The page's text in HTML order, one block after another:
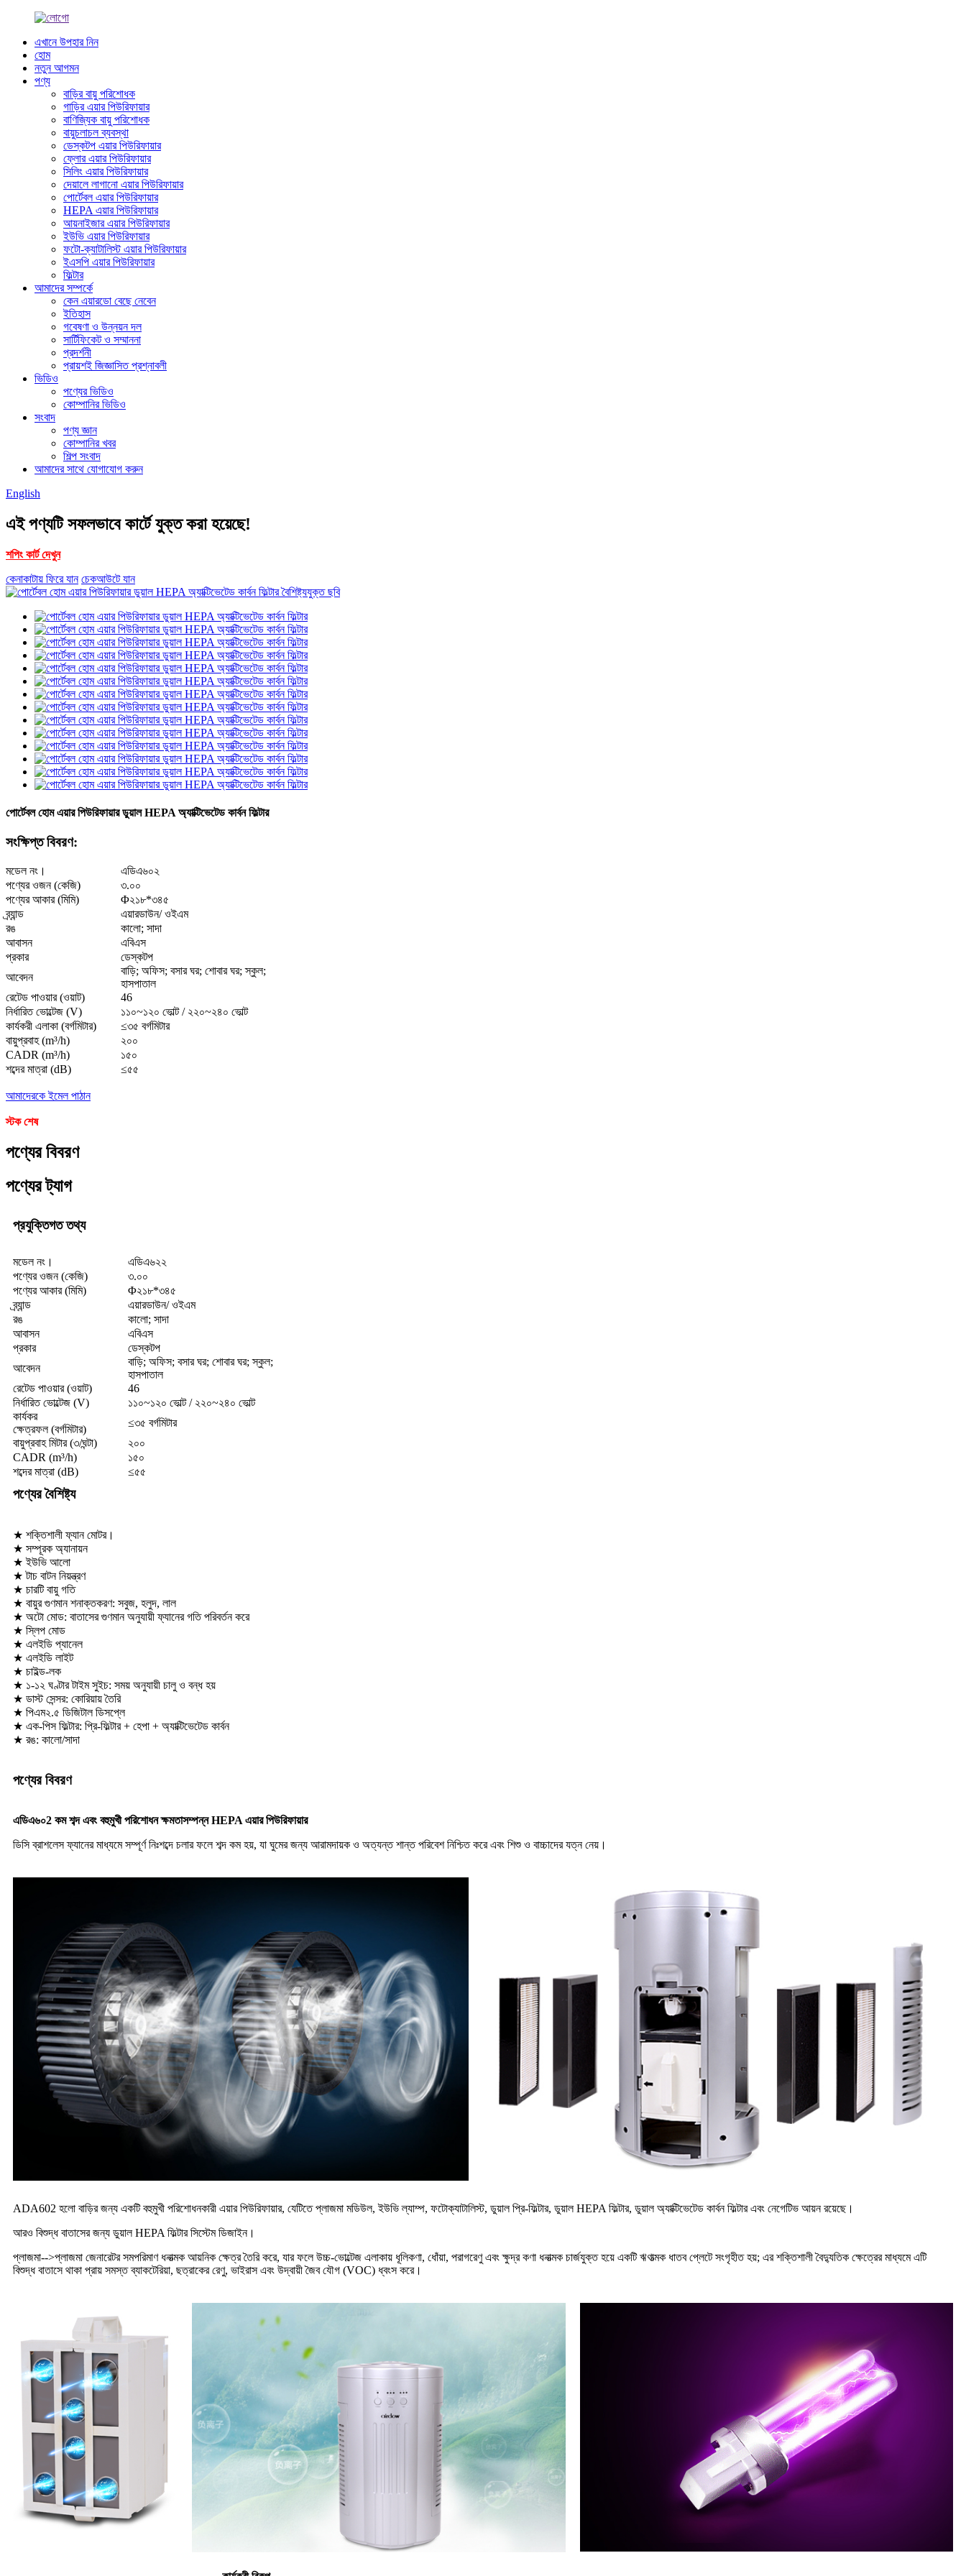
এখানে উপহার নিন
হোম
নতুন আগমন
পণ্য
বাড়ির বায়ু পরিশোধক
গাড়ির এয়ার পিউরিফায়ার
বাণিজ্যিক বায়ু পরিশোধক
বায়ুচলাচল ব্যবস্থা
ডেস্কটপ এয়ার পিউরিফায়ার
ফ্লোর এয়ার পিউরিফায়ার
সিলিং এয়ার পিউরিফায়ার
দেয়ালে লাগানো এয়ার পিউরিফায়ার
পোর্টেবল এয়ার পিউরিফায়ার
HEPA এয়ার পিউরিফায়ার
আয়নাইজার এয়ার পিউরিফায়ার
ইউভি এয়ার পিউরিফায়ার
ফটো-ক্যাটালিস্ট এয়ার পিউরিফায়ার
ইএসপি এয়ার পিউরিফায়ার
ফিল্টার
আমাদের সম্পর্কে
কেন এয়ারডো বেছে নেবেন
ইতিহাস
গবেষণা ও উন্নয়ন দল
সার্টিফিকেট ও সম্মাননা
প্রদর্শনী
প্রায়শই জিজ্ঞাসিত প্রশ্নাবলী
ভিডিও
পণ্যের ভিডিও
কোম্পানির ভিডিও
সংবাদ
পণ্য জ্ঞান
কোম্পানির খবর
শিল্প সংবাদ
আমাদের সাথে যোগাযোগ করুন
English
এই পণ্যটি সফলভাবে কার্টে যুক্ত করা হয়েছে!
শপিং কার্ট দেখুন
কেনাকাটায় ফিরে যান চেকআউটে যান
পোর্টেবল হোম এয়ার পিউরিফায়ার ডুয়াল HEPA অ্যাক্টিভেটেড কার্বন ফিল্টার
সংক্ষিপ্ত বিবরণ:
মডেল নং।
এডিএ৬০২
পণ্যের ওজন (কেজি)
৩.০০
পণ্যের আকার (মিমি)
Φ২১৮*৩৪৫
ব্র্যান্ড
এয়ারডাউন/ ওইএম
রঙ
কালো; সাদা
আবাসন
এবিএস
প্রকার
ডেস্কটপ
আবেদন
বাড়ি; অফিস; বসার ঘর; শোবার ঘর; স্কুল;
হাসপাতাল
রেটেড পাওয়ার (ওয়াট)
46
নির্ধারিত ভোল্টেজ (V)
১১০~১২০ ভোল্ট / ২২০~২৪০ ভোল্ট
কার্যকরী এলাকা (বর্গমিটার)
≤৩৫ বর্গমিটার
বায়ুপ্রবাহ (m³/h)
২০০
CADR (m³/h)
১৫০
শব্দের মাত্রা (dB)
≤৫৫
আমাদেরকে ইমেল পাঠান
স্টক শেষ
পণ্যের বিবরণ
পণ্যের ট্যাগ
প্রযুক্তিগত তথ্য
মডেল নং।
এডিএ৬২২
পণ্যের ওজন (কেজি)
৩.০০
পণ্যের আকার (মিমি)
Φ২১৮*৩৪৫
ব্র্যান্ড
এয়ারডাউন/ ওইএম
রঙ
কালো; সাদা
আবাসন
এবিএস
প্রকার
ডেস্কটপ
আবেদন
বাড়ি; অফিস; বসার ঘর; শোবার ঘর; স্কুল;
হাসপাতাল
রেটেড পাওয়ার (ওয়াট)
46
নির্ধারিত ভোল্টেজ (V)
১১০~১২০ ভোল্ট / ২২০~২৪০ ভোল্ট
কার্যকর
ক্ষেত্রফল (বর্গমিটার)
≤৩৫ বর্গমিটার
বায়ুপ্রবাহ মিটার (৩/ঘন্টা)
২০০
CADR (m³/h)
১৫০
শব্দের মাত্রা (dB)
≤৫৫
পণ্যের বৈশিষ্ট্য
★ শক্তিশালী ফ্যান মোটর।
★ সম্পূরক অ্যানায়ন
★ ইউভি আলো
★ টাচ বাটন নিয়ন্ত্রণ
★ চারটি বায়ু গতি
★ বায়ুর গুণমান শনাক্তকরণ: সবুজ, হলুদ, লাল
★ অটো মোড: বাতাসের গুণমান অনুযায়ী ফ্যানের গতি পরিবর্তন করে
★ স্লিপ মোড
★ এলইডি প্যানেল
★ এলইডি লাইট
★ চাইল্ড-লক
★ ১-১২ ঘণ্টার টাইম সুইচ: সময় অনুযায়ী চালু ও বন্ধ হয়
★ ডাস্ট সেন্সর: কোরিয়ায় তৈরি
★ পিএম২.৫ ডিজিটাল ডিসপ্লে
★ এক-পিস ফিল্টার: প্রি-ফিল্টার + হেপা + অ্যাক্টিভেটেড কার্বন
★ রঙ: কালো/সাদা
পণ্যের বিবরণ
এডিএ৬০2 কম শব্দ এবং বহুমুখী পরিশোধন ক্ষমতাসম্পন্ন HEPA এয়ার পিউরিফায়ার
ডিসি ব্রাশলেস ফ্যানের মাধ্যমে সম্পূর্ণ নিঃশব্দে চলার ফলে শব্দ কম হয়, যা ঘুমের জন্য আরামদায়ক ও অত্যন্ত শান্ত পরিবেশ নিশ্চিত করে এবং শিশু ও বাচ্চাদের যত্ন নেয়।
ADA602 হলো বাড়ির জন্য একটি বহুমুখী পরিশোধনকারী এয়ার পিউরিফায়ার, যেটিতে প্লাজমা মডিউল, ইউভি ল্যাম্প, ফটোক্যাটালিস্ট, ডুয়াল প্রি-ফিল্টার, ডুয়াল HEPA ফিল্টার, ডুয়াল অ্যাক্টিভেটেড কার্বন ফিল্টার এবং নেগেটিভ আয়ন রয়েছে।
আরও বিশুদ্ধ বাতাসের জন্য ডুয়াল HEPA ফিল্টার সিস্টেম ডিজাইন।
প্লাজমা-->প্লাজমা জেনারেটর সমপরিমাণ ধনাত্মক আয়নিক ক্ষেত্র তৈরি করে, যার ফলে উচ্চ-ভোল্টেজ এলাকায় ধূলিকণা, ধোঁয়া, পরাগরেণু এবং ক্ষুদ্র কণা ধনাত্মক চার্জযুক্ত হয়ে একটি ঋণাত্মক ধাতব প্লেটে সংগৃহীত হয়; এর শক্তিশালী বৈদ্যুতিক ক্ষেত্রের মাধ্যমে এটি
বিশুদ্ধ বাতাসে থাকা প্রায় সমস্ত ব্যাকটেরিয়া, ছত্রাকের রেণু, ভাইরাস এবং উদ্বায়ী জৈব যৌগ (VOC) ধ্বংস করে।